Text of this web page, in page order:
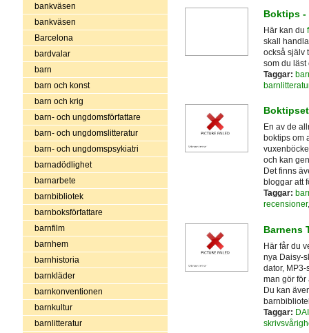
bankväsen
bankväsen
Barcelona
bardvalar
barn
barn och konst
barn och krig
barn- och ungdomsförfattare
barn- och ungdomslitteratur
barn- och ungdomspsykiatri
barnadödlighet
barnarbete
barnbibliotek
barnboksförfattare
barnfilm
barnhem
barnhistoria
barnkläder
barnkonventionen
barnkultur
barnlitteratur
Boktips -
Här kan du
skall
också själv
som du läst
Taggar:
Boktipset
En av de
boktips om
och kan
Det finns
bloggar att
Taggar:
recensioner
Barnens
Här får du
nya Daisy-
dator,
man gör för
Du kan
Taggar: